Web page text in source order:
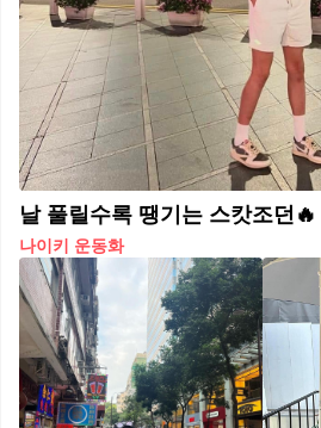
날 풀릴수록 땡기는 스캇조던🔥⁠
나이키 운동화